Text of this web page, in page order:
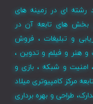
رشته ای در زمینه های
بخش های تابعه آن در
و تبلیغات ، فروش
هنر و فیلم و تدوین ،
امنیت و شبکه ، بازی و
کامپیوتری میلاد
طراحی و بهره برداری